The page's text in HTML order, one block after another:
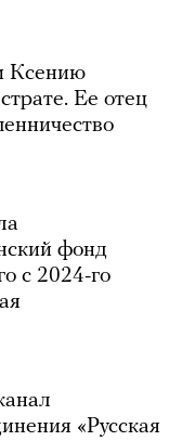
Ксению
Ее отец
фонд
с 2024-го
«Русская